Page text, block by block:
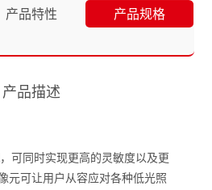
产品特性
产品规格
产品描述
可同时实现更高的灵敏度以及更
元可让用户从容应对各种低光照